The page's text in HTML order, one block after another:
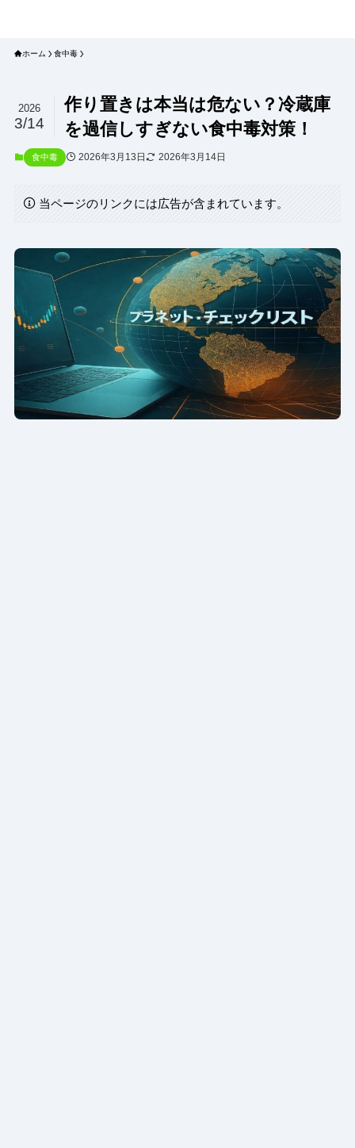
ホーム 食中毒
作り置きは本当は危ない？冷蔵庫
を過信しすぎない食中毒対策！
2026
3/14
食中毒 2026年3月13日 2026年3月14日
当ページのリンクには広告が含まれています。